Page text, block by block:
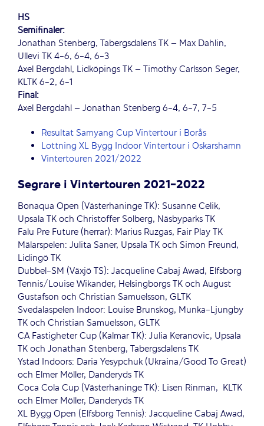
HS
Semifinaler:
Jonathan Stenberg, Tabergsdalens TK – Max Dahlin,
Ullevi TK 4-6, 6-4, 6-3
Axel Bergdahl, Lidköpings TK – Timothy Carlsson Seger,
KLTK 6-2, 6-1
Final:
Axel Bergdahl – Jonathan Stenberg 6-4, 6-7, 7-5
Resultat Samyang Cup Vintertour i Borås
Lottning XL Bygg Indoor Vintertour i Oskarshamn
Vintertouren 2021/2022
Segrare i Vintertouren 2021-2022
Bonaqua Open (Västerhaninge TK): Susanne Celik,
Upsala TK och Christoffer Solberg, Näsbyparks TK
Falu Pre Future (herrar): Marius Ruzgas, Fair Play TK
Mälarspelen: Julita Saner, Upsala TK och Simon Freund,
Lidingö TK
Dubbel-SM (Växjö TS): Jacqueline Cabaj Awad, Elfsborg
Tennis/Louise Wikander, Helsingborgs TK och August
Gustafson och Christian Samuelsson, GLTK
Svedalaspelen Indoor: Louise Brunskog, Munka-Ljungby
TK och Christian Samuelsson, GLTK
CA Fastigheter Cup (Kalmar TK): Julia Keranovic, Upsala
TK och Jonathan Stenberg, Tabergsdalens TK
Ystad Indoors: Daria Yesypchuk (Ukraina/Good To Great)
och Elmer Möller, Danderyds TK
Coca Cola Cup (Västerhaninge TK): Lisen Rinman, KLTK
och Elmer Möller, Danderyds TK
XL Bygg Open (Elfsborg Tennis): Jacqueline Cabaj Awad,